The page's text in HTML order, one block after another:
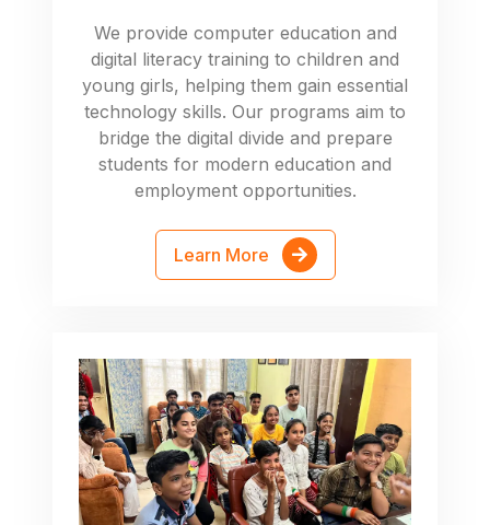
We provide computer education and
digital literacy training to children and
young girls, helping them gain essential
technology skills. Our programs aim to
bridge the digital divide and prepare
students for modern education and
employment opportunities.
Learn More